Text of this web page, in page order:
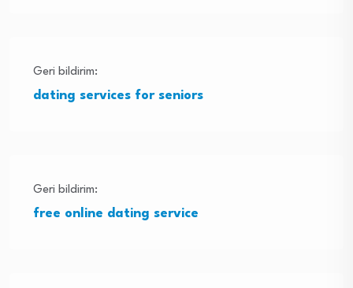
Geri bildirim:
dating services for seniors
Geri bildirim:
free online dating service